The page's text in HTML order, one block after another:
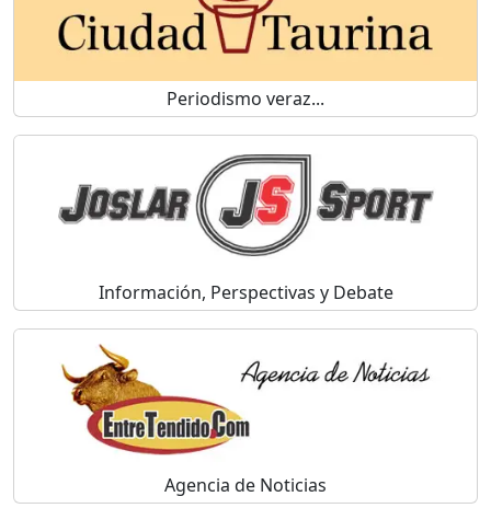
Periodismo veraz...
Información, Perspectivas y Debate
Agencia de Noticias